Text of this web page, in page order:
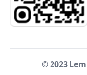
© 2023